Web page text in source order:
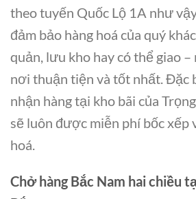
theo tuyến Quốc Lộ 1A như
đảm bảo hàng hoá của quý
quản, lưu kho hay có thể giao –
nơi thuận tiện và tốt nhất. Đặc
nhận hàng tại kho bãi của
sẽ luôn được miễn phí bốc xếp
hoá.
Chở hàng Bắc Nam hai chiều